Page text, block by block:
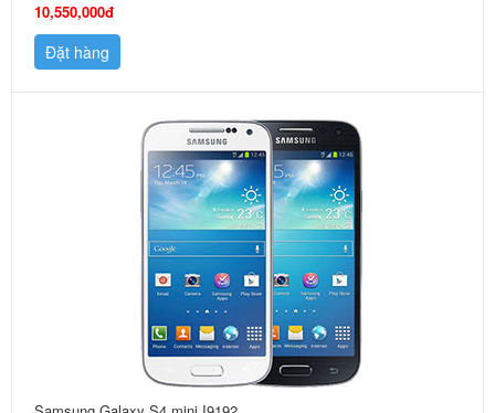
10,550,000đ
Đặt hàng